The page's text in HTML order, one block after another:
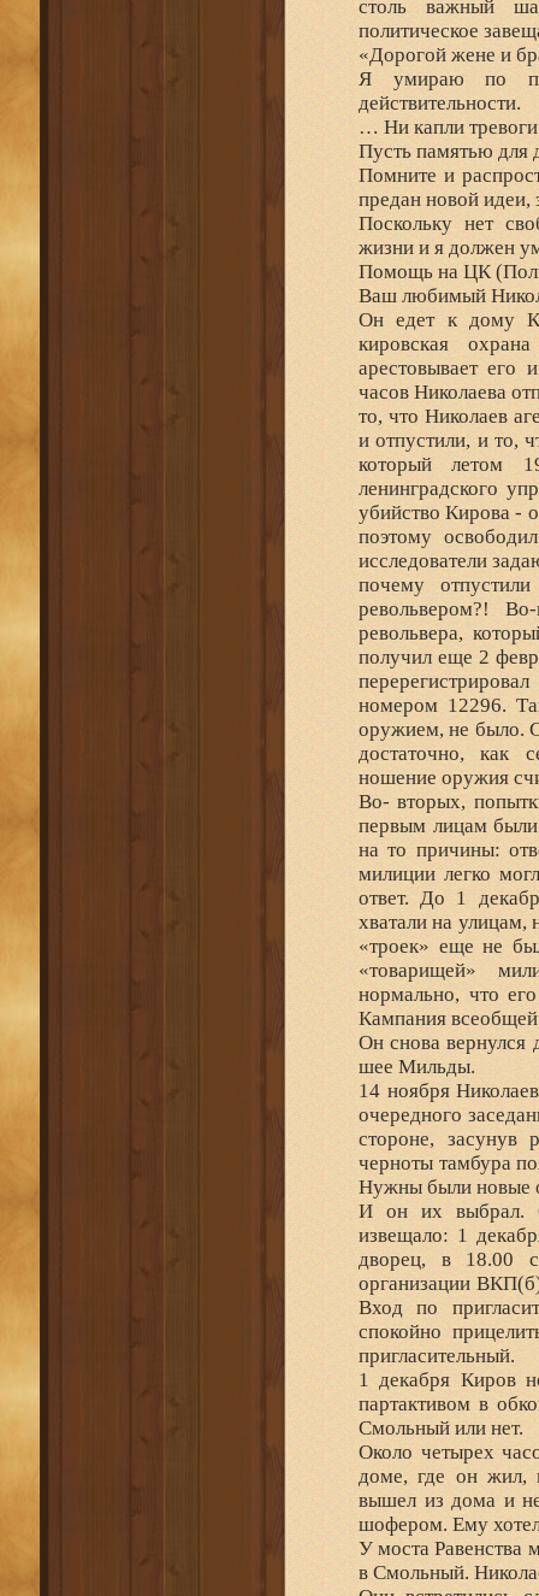
столь важный
политическое
«Дорогой жене и
Я умираю по
действительности.
… Ни капли
Пусть памятью для
Помните и
предан новой идеи,
Поскольку нет
жизни и я должен
Помощь на ЦК
Ваш любимый
Он едет к дому
кировская
арестовывает его
часов Николаева
то, что Николаев
и отпустили, и то,
который летом
ленинградского
убийство Кирова -
поэтому
исследователи
почему
револьвером?!
револьвера,
получил еще 2
номером 12296.
оружием, не было.
достаточно, как
ношение оружия
Во- вторых,
первым лицам
на то причины:
милиции легко
ответ. До 1
хватали на улицам,
«троек» еще не
«товарищей»
нормально, что
Кампания всеобщей
Он снова
шее Мильды.
14 ноября
очередного
стороне,
черноты тамбура
Нужны были новые
И он их выбрал.
извещало: 1
дворец, в 18.00
организации
Вход по
спокойно
пригласительный.
1 декабря Киров
партактивом в
Смольный или нет.
Около четырех
доме, где он жил,
вышел из дома и
шофером. Ему
У моста Равенства
в Смольный.